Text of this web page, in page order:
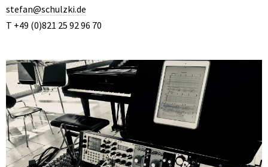
stefan@schulzki.de
T +49 (0)821 25 92 96 70